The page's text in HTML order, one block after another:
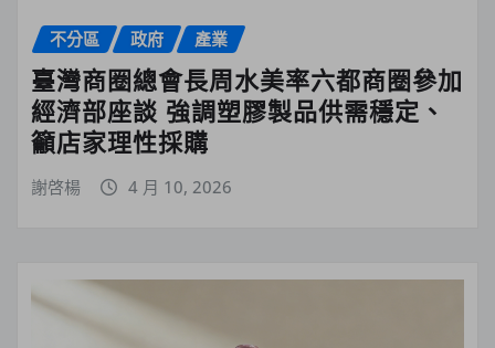
不分區 政府 產業
臺灣商圈總會長周水美率六都商圈參加
經濟部座談 強調塑膠製品供需穩定、
籲店家理性採購
謝啓楊 4 月 10, 2026